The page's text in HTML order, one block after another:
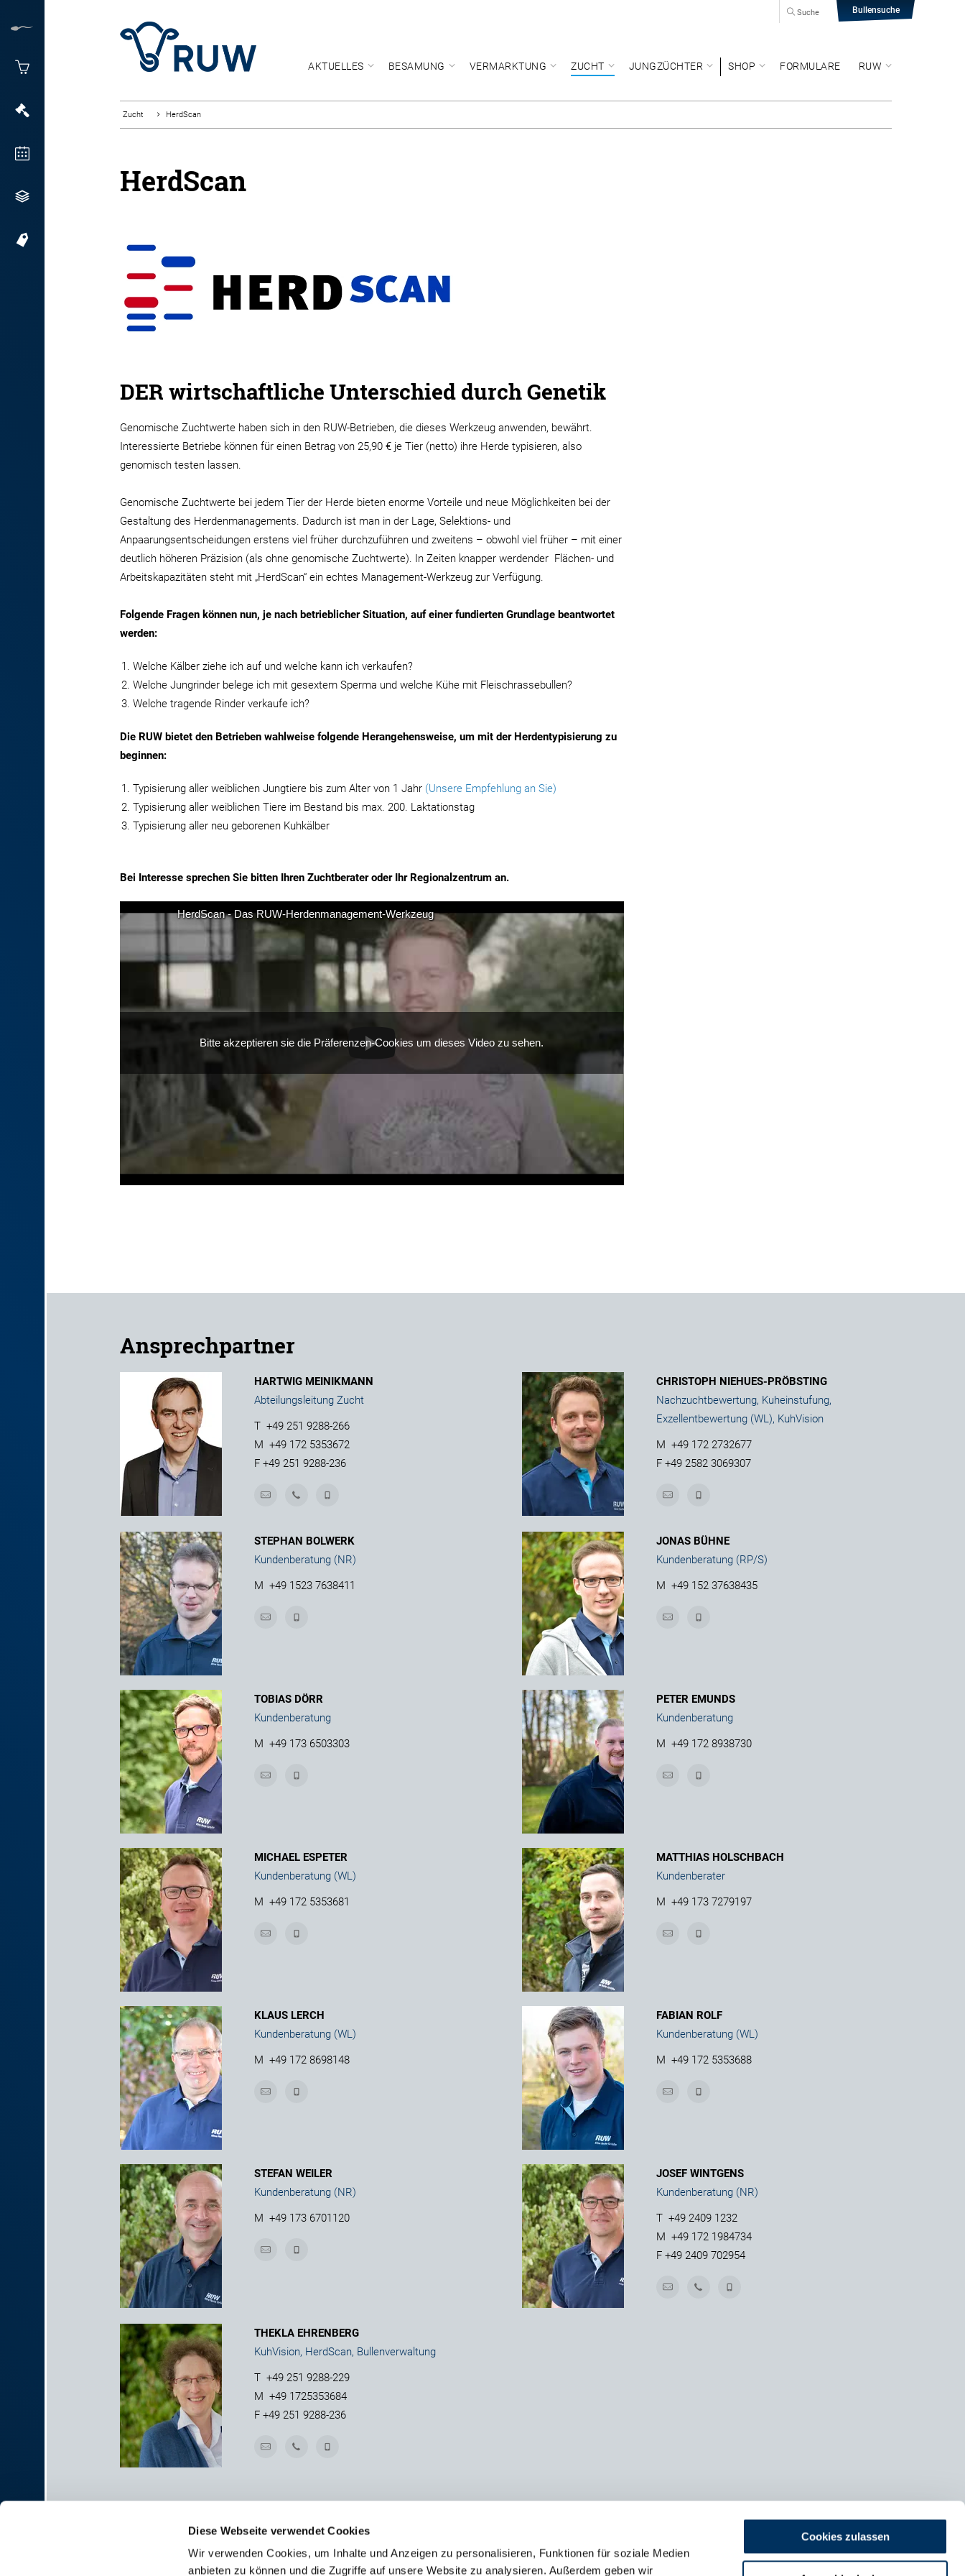
Diese Webseite verwendet Cookies
Wir verwenden Cookies, um Inhalte und Anzeigen zu personalisieren, Funktionen für soziale Medien
anbieten zu können und die Zugriffe auf unsere Website zu analysieren. Außerdem geben wir
Cookies zulassen
Bullensuche
Suche
AKTUELLES BESAMUNG VERMARKTUNG ZUCHT JUNGZÜCHTER SHOP FORMULARE RUW
Zucht HerdScan
HerdScan
DER wirtschaftliche Unterschied durch Genetik
Genomische Zuchtwerte haben sich in den RUW-Betrieben, die dieses Werkzeug anwenden, bewährt.
Interessierte Betriebe können für einen Betrag von 25,90 € je Tier (netto) ihre Herde typisieren, also
genomisch testen lassen.
Genomische Zuchtwerte bei jedem Tier der Herde bieten enorme Vorteile und neue Möglichkeiten bei der
Gestaltung des Herdenmanagements. Dadurch ist man in der Lage, Selektions- und
Anpaarungsentscheidungen erstens viel früher durchzuführen und zweitens – obwohl viel früher – mit einer
deutlich höheren Präzision (als ohne genomische Zuchtwerte). In Zeiten knapper werdender Flächen- und
Arbeitskapazitäten steht mit „HerdScan“ ein echtes Management-Werkzeug zur Verfügung.
Folgende Fragen können nun, je nach betrieblicher Situation, auf einer fundierten Grundlage beantwortet
werden:
Welche Kälber ziehe ich auf und welche kann ich verkaufen?
Welche Jungrinder belege ich mit gesextem Sperma und welche Kühe mit Fleischrassebullen?
Welche tragende Rinder verkaufe ich?
Die RUW bietet den Betrieben wahlweise folgende Herangehensweise, um mit der Herdentypisierung zu
beginnen:
Typisierung aller weiblichen Jungtiere bis zum Alter von 1 Jahr (Unsere Empfehlung an Sie)
Typisierung aller weiblichen Tiere im Bestand bis max. 200. Laktationstag
Typisierung aller neu geborenen Kuhkälber
Bei Interesse sprechen Sie bitten Ihren Zuchtberater oder Ihr Regionalzentrum an.
HerdScan - Das RUW-Herdenmanagement-Werkzeug
Bitte akzeptieren sie die Präferenzen-Cookies um dieses Video zu sehen.
Ansprechpartner
HARTWIG MEINIKMANN
Abteilungsleitung Zucht
T +49 251 9288-266
M +49 172 5353672
F+49 251 9288-236
CHRISTOPH NIEHUES-PRÖBSTING
Nachzuchtbewertung, Kuheinstufung,
Exzellentbewertung (WL), KuhVision
M +49 172 2732677
F+49 2582 3069307
STEPHAN BOLWERK
Kundenberatung (NR)
M +49 1523 7638411
JONAS BÜHNE
Kundenberatung (RP/S)
M +49 152 37638435
TOBIAS DÖRR
Kundenberatung
M +49 173 6503303
PETER EMUNDS
Kundenberatung
M +49 172 8938730
MICHAEL ESPETER
Kundenberatung (WL)
M +49 172 5353681
MATTHIAS HOLSCHBACH
Kundenberater
M +49 173 7279197
KLAUS LERCH
Kundenberatung (WL)
M +49 172 8698148
FABIAN ROLF
Kundenberatung (WL)
M +49 172 5353688
STEFAN WEILER
Kundenberatung (NR)
M +49 173 6701120
JOSEF WINTGENS
Kundenberatung (NR)
T +49 2409 1232
M +49 172 1984734
F+49 2409 702954
THEKLA EHRENBERG
KuhVision, HerdScan, Bullenverwaltung
T +49 251 9288-229
M +49 1725353684
F+49 251 9288-236